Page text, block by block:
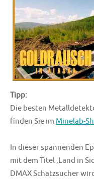
Tipp:
Die besten
finden Sie im Minelab-
In dieser spannenden
mit dem Titel ‚Land in
DMAX Schatzsucher